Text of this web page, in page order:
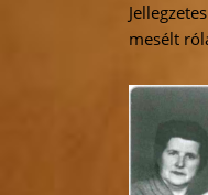
mesélt